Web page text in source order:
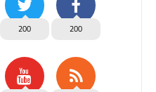
200
200